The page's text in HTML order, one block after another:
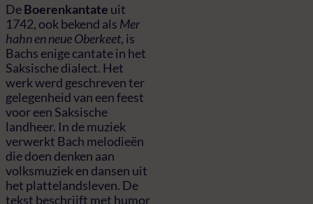
DeBoerenkantate uit
1742, ook bekend als Mer
hahn en neue Oberkeet, is
Bachs enige cantate in het
Saksische dialect. Het
werk werd geschreven ter
gelegenheid van een feest
voor een Saksische
landheer. In de muziek
verwerkt Bach melodieën
die doen denken aan
volksmuziek en dansen uit
het plattelandsleven. De
tekst beschrijft met humor